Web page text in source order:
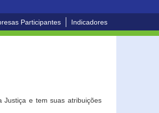
Participantes Indicadores
Justiça e tem suas atribuições